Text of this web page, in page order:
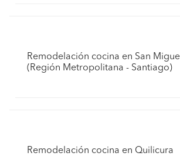
Remodelación cocina en San Miguel
(Región Metropolitana - Santiago)
Remodelación cocina en Quilicura